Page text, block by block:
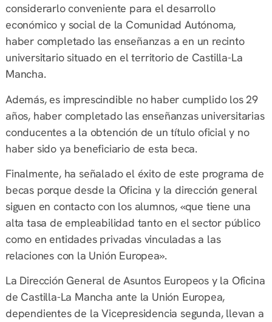
considerarlo conveniente para el desarrollo
económico y social de la Comunidad Autónoma,
haber completado las enseñanzas a en un recinto
universitario situado en el territorio de Castilla-La
Mancha.
Además, es imprescindible no haber cumplido los 29
años, haber completado las enseñanzas universitarias
conducentes a la obtención de un título oficial y no
haber sido ya beneficiario de esta beca.
Finalmente, ha señalado el éxito de este programa de
becas porque desde la Oficina y la dirección general
siguen en contacto con los alumnos, «que tiene una
alta tasa de empleabilidad tanto en el sector público
como en entidades privadas vinculadas a las
relaciones con la Unión Europea».
La Dirección General de Asuntos Europeos y la Oficina
de Castilla-La Mancha ante la Unión Europea,
dependientes de la Vicepresidencia segunda, llevan a